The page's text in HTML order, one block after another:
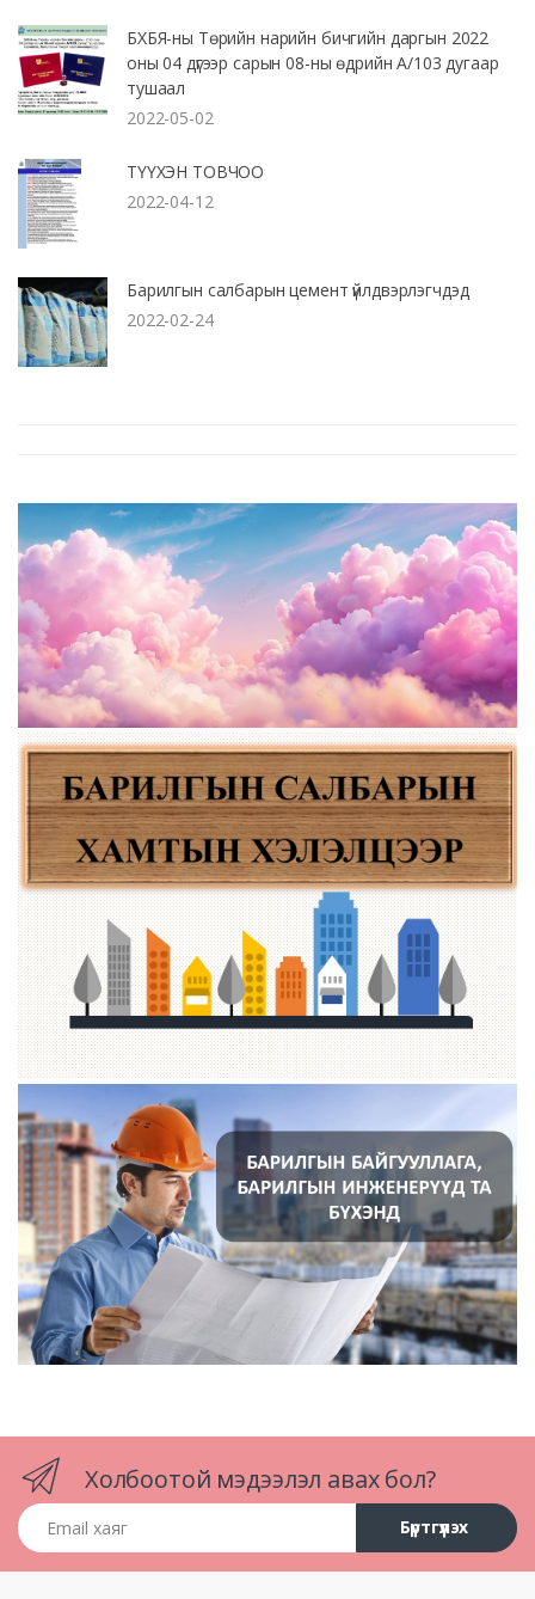
БХБЯ-ны Төрийн нарийн бичгийн даргын 2022
оны 04 дүгээр сарын 08-ны өдрийн А/103 дугаар
тушаал
2022-05-02
ТҮҮХЭН ТОВЧОО
2022-04-12
Барилгын салбарын цемент үйлдвэрлэгчдэд
2022-02-24
Холбоотой мэдээлэл авах бол?
Email хаяг
Бүртгүүлэх